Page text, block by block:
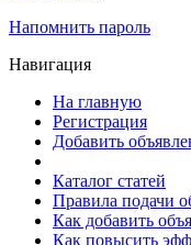
Напомнить пароль
Навигация
На главную
Регистрация
Добавить
Каталог статей
Правила подачи
Как добавить
Как повысить